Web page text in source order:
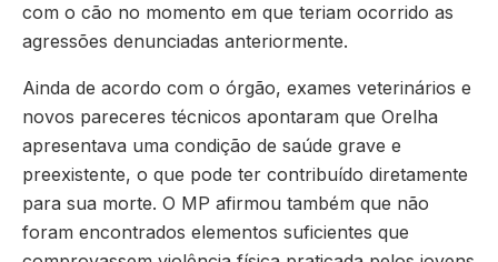
com o cão no momento em que teriam ocorrido as
agressões denunciadas anteriormente.
Ainda de acordo com o órgão, exames veterinários e
novos pareceres técnicos apontaram que Orelha
apresentava uma condição de saúde grave e
preexistente, o que pode ter contribuído diretamente
para sua morte. O MP afirmou também que não
foram encontrados elementos suficientes que